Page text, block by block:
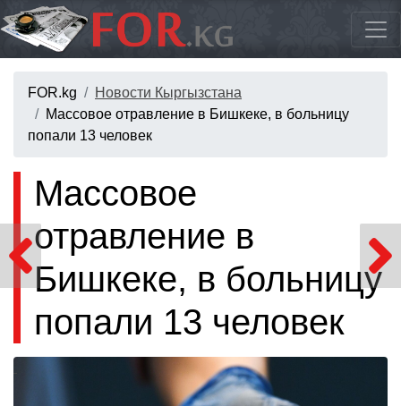
FOR.kg
Новости Кыргызстана
Массовое отравление в Бишкеке, в больницу
попали 13 человек
Массовое
отравление в
Бишкеке, в больницу
попали 13 человек